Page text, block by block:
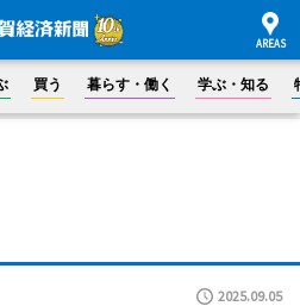
買う 暮らす・働く 学ぶ・知る
2025.09.05